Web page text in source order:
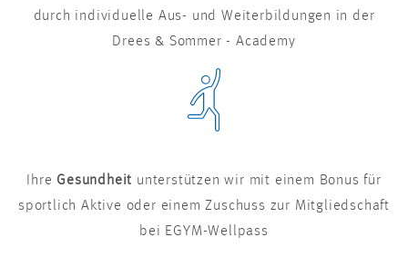
durch individuelle Aus- und Weiterbildungen in der
Drees & Sommer - Academy
Ihre Gesundheit unterstützen wir mit einem Bonus für
sportlich Aktive oder einem Zuschuss zur Mitgliedschaft
bei EGYM-Wellpass